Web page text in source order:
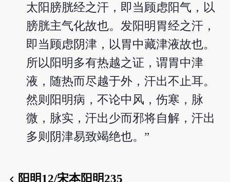
太阳膀胱经之汗，即当顾虑阳气，以
膀胱主气化故也。发阳明胃经之汗，
即当顾虑阴津，以胃中藏津液故也。
所以阳明多有热越之证，谓胃中津
液，随热而尽越于外，汗出不止耳。
然则阳明病，不论中风，伤寒，脉
微，脉实，汗出少而邪将自解，汗出
多则阴津易致竭绝也。”
阳明12/宋本阳明235